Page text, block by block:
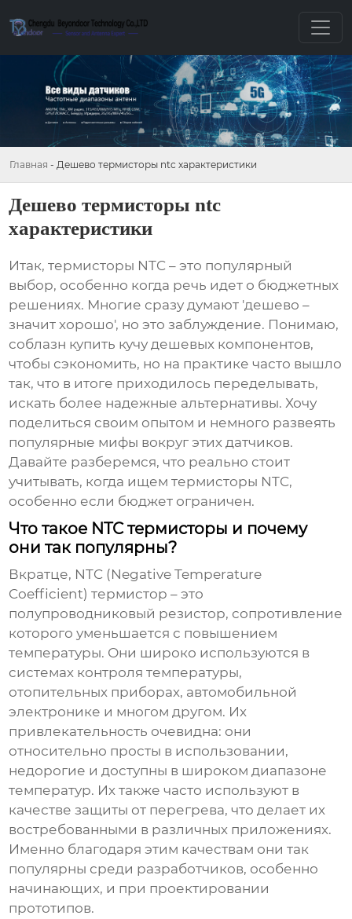
Главная - Дешево термисторы ntc характеристики
Дешево термисторы ntc
характеристики
Итак,термисторы NTC – это популярный
выбор, особенно когда речь идет о бюджетных
решениях. Многие сразу думают 'дешево –
значит хорошо', но это заблуждение. Понимаю,
соблазн купить кучу дешевых компонентов,
чтобы сэкономить, но на практике часто вышло
так, что в итоге приходилось переделывать,
искать более надежные альтернативы. Хочу
поделиться своим опытом и немного развеять
популярные мифы вокруг этих датчиков.
Давайте разберемся, что реально стоит
учитывать, когда ищемтермисторы NTC,
особенно если бюджет ограничен.
Что такое NTC термисторы и почему
они так популярны?
Вкратце, NTC (Negative Temperature
Coefficient) термистор – это
полупроводниковый резистор, сопротивление
которого уменьшается с повышением
температуры. Они широко используются в
системах контроля температуры,
отопительных приборах, автомобильной
электронике и многом другом. Их
привлекательность очевидна: они
относительно просты в использовании,
недорогие и доступны в широком диапазоне
температур. Их также часто используют в
качестве защиты от перегрева, что делает их
востребованными в различных приложениях.
Именно благодаря этим качествам они так
популярны среди разработчиков, особенно
начинающих, и при проектировании
прототипов.